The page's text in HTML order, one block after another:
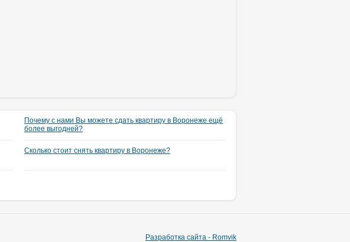
Почему с нами Вы можете сдать квартиру в Воронеже ещё
более выгодней?
Сколько стоит снять квартиру в Воронеже?
Разработка сайта - Romvik